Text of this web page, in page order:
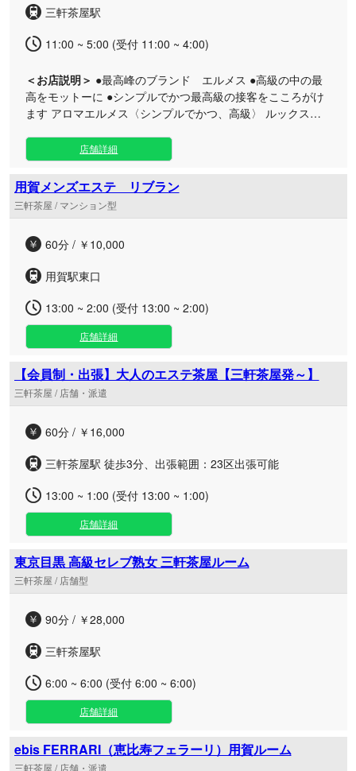
三軒茶屋駅
11:00 ~ 5:00 (受付 11:00 ~ 4:00)
＜お店説明＞ ●最高峰のブランド エルメス ●高級の中の最
高をモットーに ●シンプルでかつ最高級の接客をこころがけ
ます アロマエルメス〈シンプルでかつ、高級〉 ルックスに
を集めたお店です かつ、高級を意識したこだわりのあるセラ
ピストとの空間をお楽しみくださいませ
店舗詳細
用賀メンズエステ リブラン
三軒茶屋 / マンション型
60分 / ￥10,000
用賀駅東口
13:00 ~ 2:00 (受付 13:00 ~ 2:00)
店舗詳細
【会員制・出張】大人のエステ茶屋【三軒茶屋発～】
三軒茶屋 / 店舗・派遣
60分 / ￥16,000
三軒茶屋駅 徒歩3分、出張範囲：23区出張可能
13:00 ~ 1:00 (受付 13:00 ~ 1:00)
店舗詳細
東京目黒 高級セレブ熟女 三軒茶屋ルーム
三軒茶屋 / 店舗型
90分 / ￥28,000
三軒茶屋駅
6:00 ~ 6:00 (受付 6:00 ~ 6:00)
店舗詳細
ebis FERRARI（恵比寿フェラーリ）用賀ルーム
三軒茶屋 / 店舗・派遣